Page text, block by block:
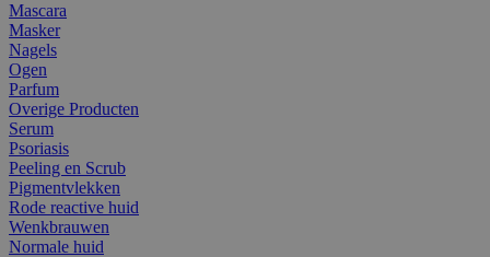
Mascara
Masker
Nagels
Ogen
Parfum
Overige Producten
Serum
Psoriasis
Peeling en Scrub
Pigmentvlekken
Rode reactive huid
Wenkbrauwen
Normale huid